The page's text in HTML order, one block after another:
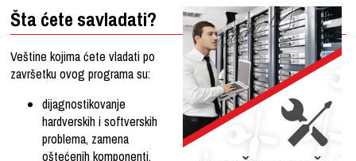
Šta ćete savladati?
Veštine kojima ćete vladati po
završetku ovog programa su:
dijagnostikovanje
hardverskih i softverskih
problema, zamena
oštećenih komponenti,